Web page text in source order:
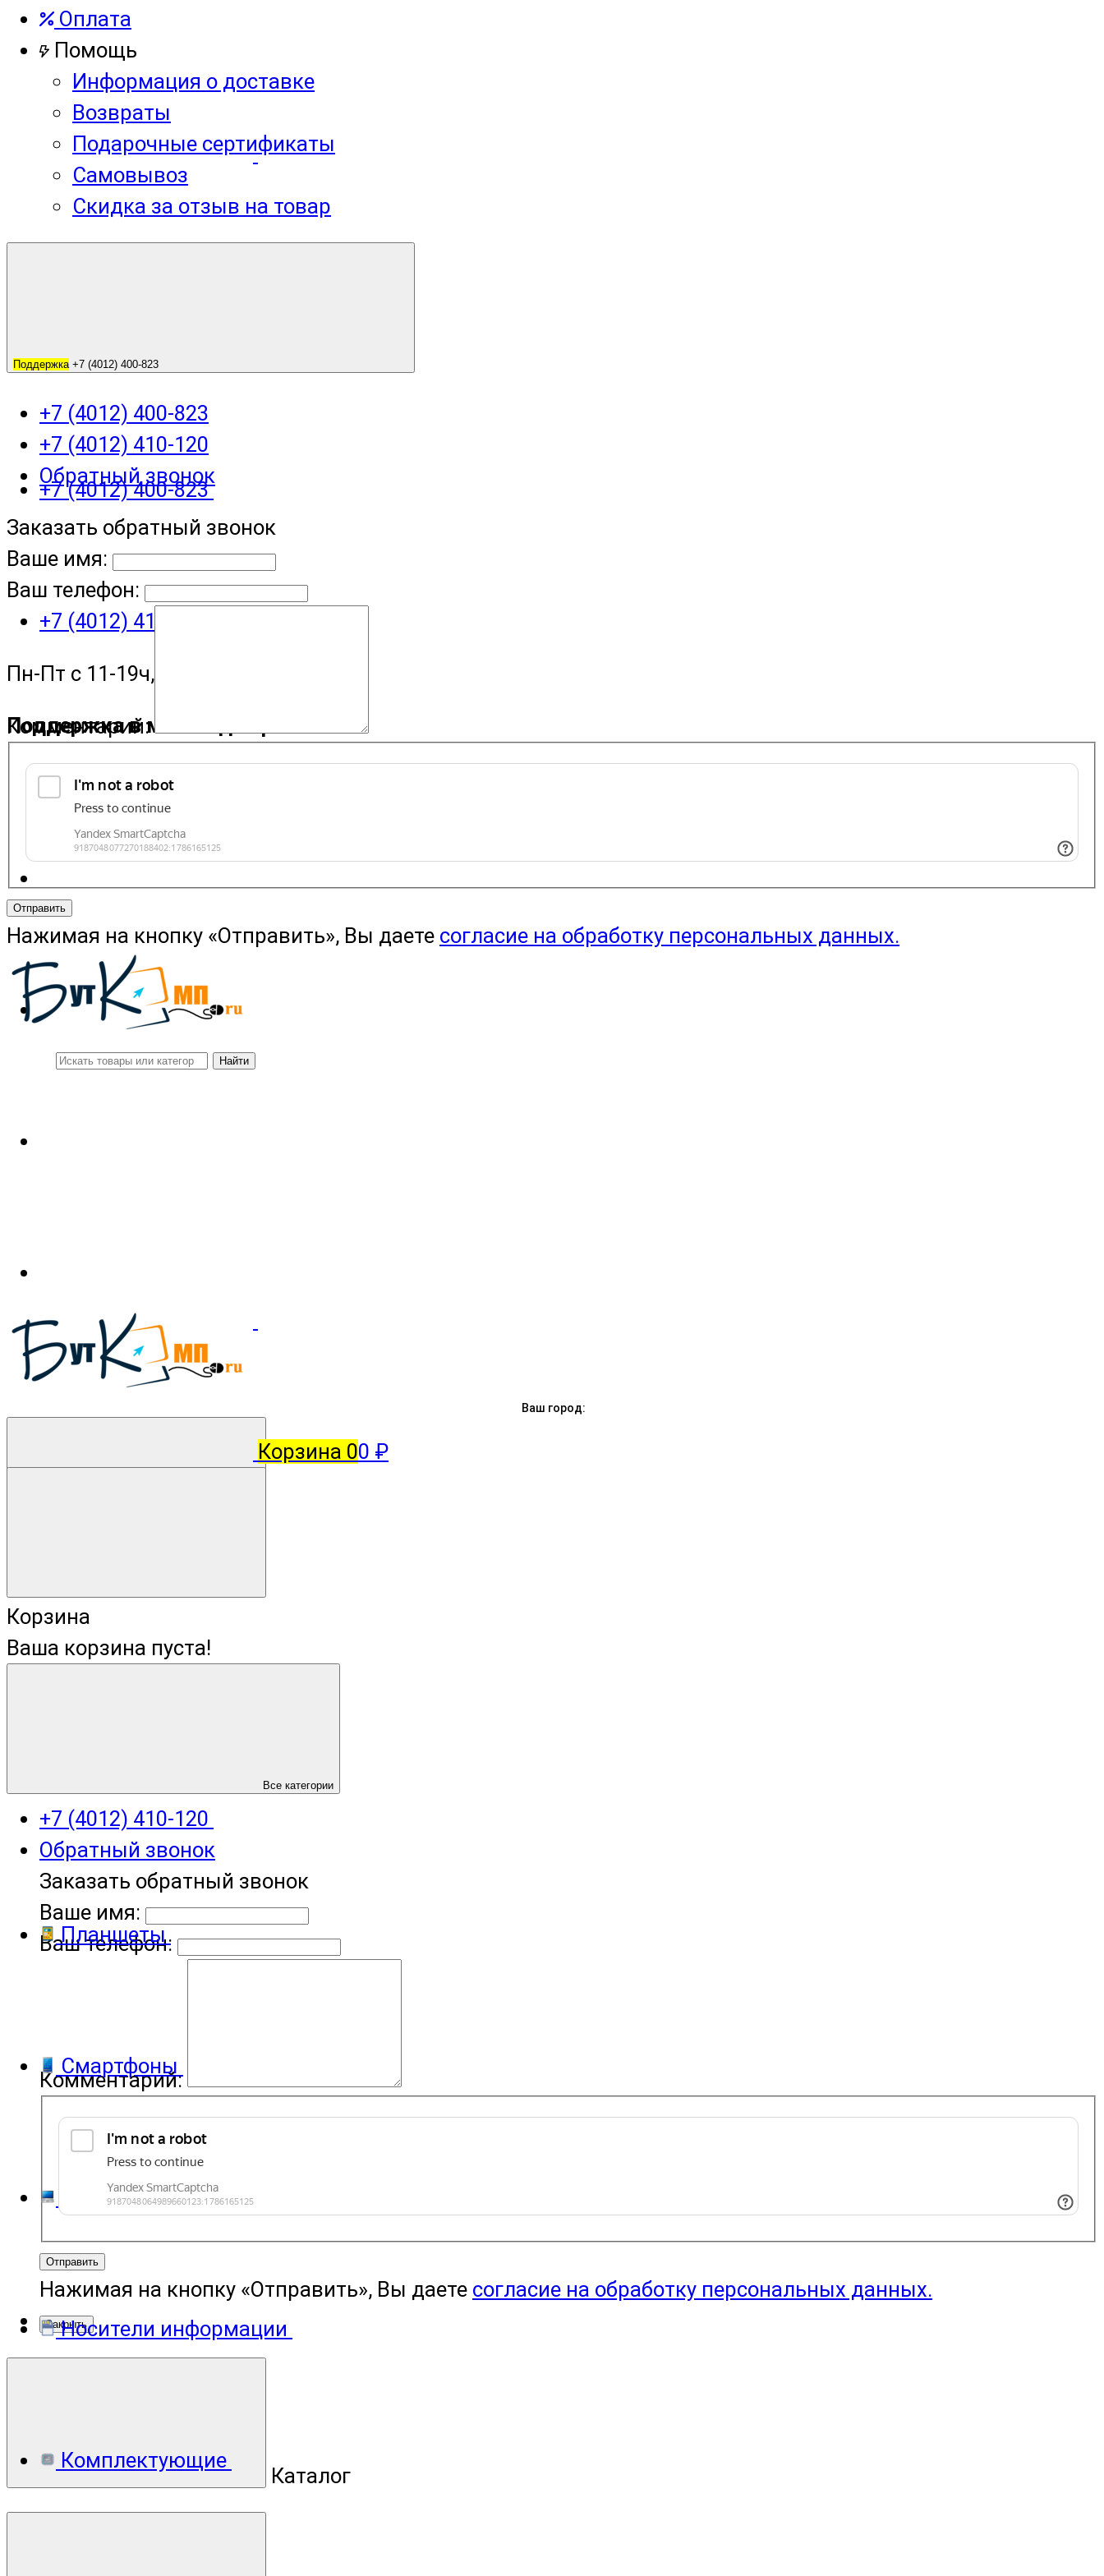
+7 (4012) 400-823
+7 (4012) 410-120
Пн-Пт с 11-19ч, Сб с 11-15ч
Поддержка в мессенджере
Ваш город:
+7 (4012) 410-120
Обратный звонок
Заказать обратный звонок
Ваше имя:
Ваш телефон:
Комментарий:
Отправить
Нажимая на кнопку «Отправить», Вы даете согласие на обработку персональных данных.
Закрыть
Каталог
Оплата
Помощь
Информация о доставке
Возвраты
Подарочные сертификаты
Самовывоз
Скидка за отзыв на товар
Поддержка+7 (4012) 400-823
+7 (4012) 400-823
+7 (4012) 410-120
Обратный звонок
Заказать обратный звонок
Ваше имя:
Ваш телефон:
Комментарий:
Отправить
Нажимая на кнопку «Отправить», Вы даете согласие на обработку персональных данных.
Найти
Корзина 00 ₽
Корзина
Ваша корзина пуста!
Все категории
Планшеты
Смартфоны
Компьютеры и ноутбуки
Носители информации
Комплектующие